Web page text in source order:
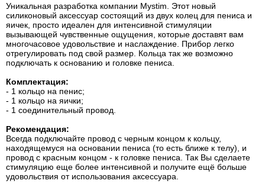
Уникальная разработка компании Mystim. Этот новый
силиконовый аксессуар состоящий из двух колец для пениса и
яичек, просто идеален для интенсивной стимуляции
вызывающей чувственные ощущения, которые доставят вам
многочасовое удовольствие и наслаждение. Прибор легко
отрегулировать под свой размер. Кольца так же возможно
подключать к основанию и головке пениса.
Комплектация:
- 1 кольцо на пенис;
- 1 кольцо на яички;
- 1 соединительный провод.
Рекомендация:
Всегда подключайте провод с черным концом к кольцу,
находящемуся на основании пениса (то есть ближе к телу), и
провод с красным концом - к головке пениса. Так Вы сделаете
стимуляцию еще более интенсивной и получите ещё больше
удовольствия от использования аксессуара.